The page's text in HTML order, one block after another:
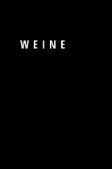
WEINE